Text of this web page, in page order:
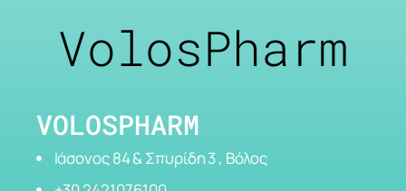
VolosPharm
VOLOSPHARM
Ιάσονος 84 & Σπυρίδη 3 , Βόλος